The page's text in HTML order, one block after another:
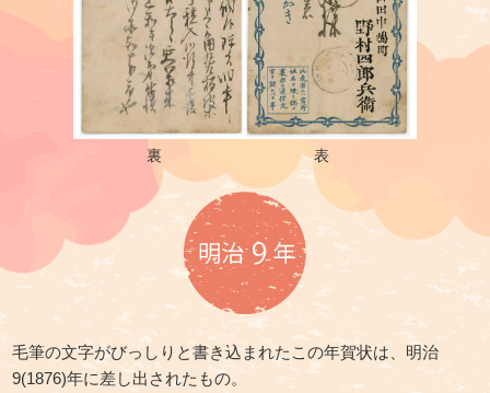
裏 表
毛筆の文字がびっしりと書き込まれたこの年賀状は、 明治
9(1876)年に差し出されたもの。